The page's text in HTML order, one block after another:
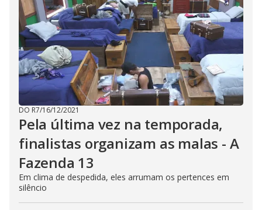
DO R7/16/12/2021
Pela última vez na temporada,
finalistas organizam as malas - A
Fazenda 13
Em clima de despedida, eles arrumam os pertences em
silêncio